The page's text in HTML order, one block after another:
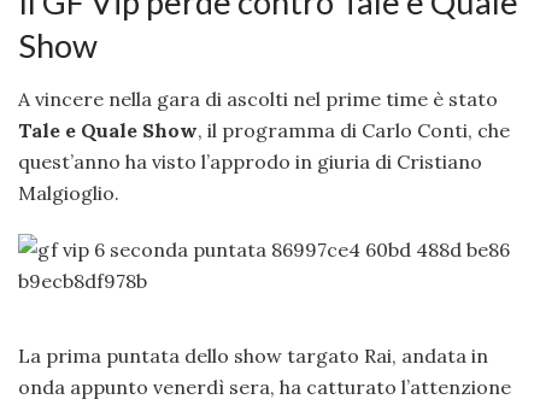
Show
A vincere nella gara di ascolti nel prime time è stato
Tale e Quale Show, il programma di Carlo Conti, che
quest’anno ha visto l’approdo in giuria di Cristiano
Malgioglio.
La prima puntata dello show targato Rai, andata in
onda appunto venerdì sera, ha catturato l’attenzione